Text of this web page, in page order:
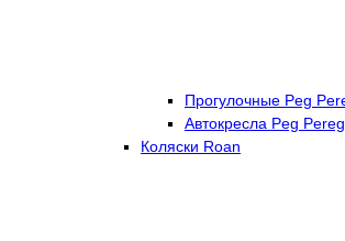
Прогулочные Peg
Автокресла Peg
Коляски Roan